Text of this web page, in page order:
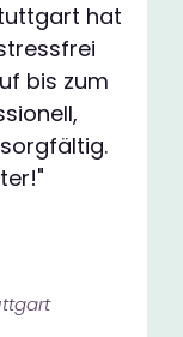
hat
bis zum